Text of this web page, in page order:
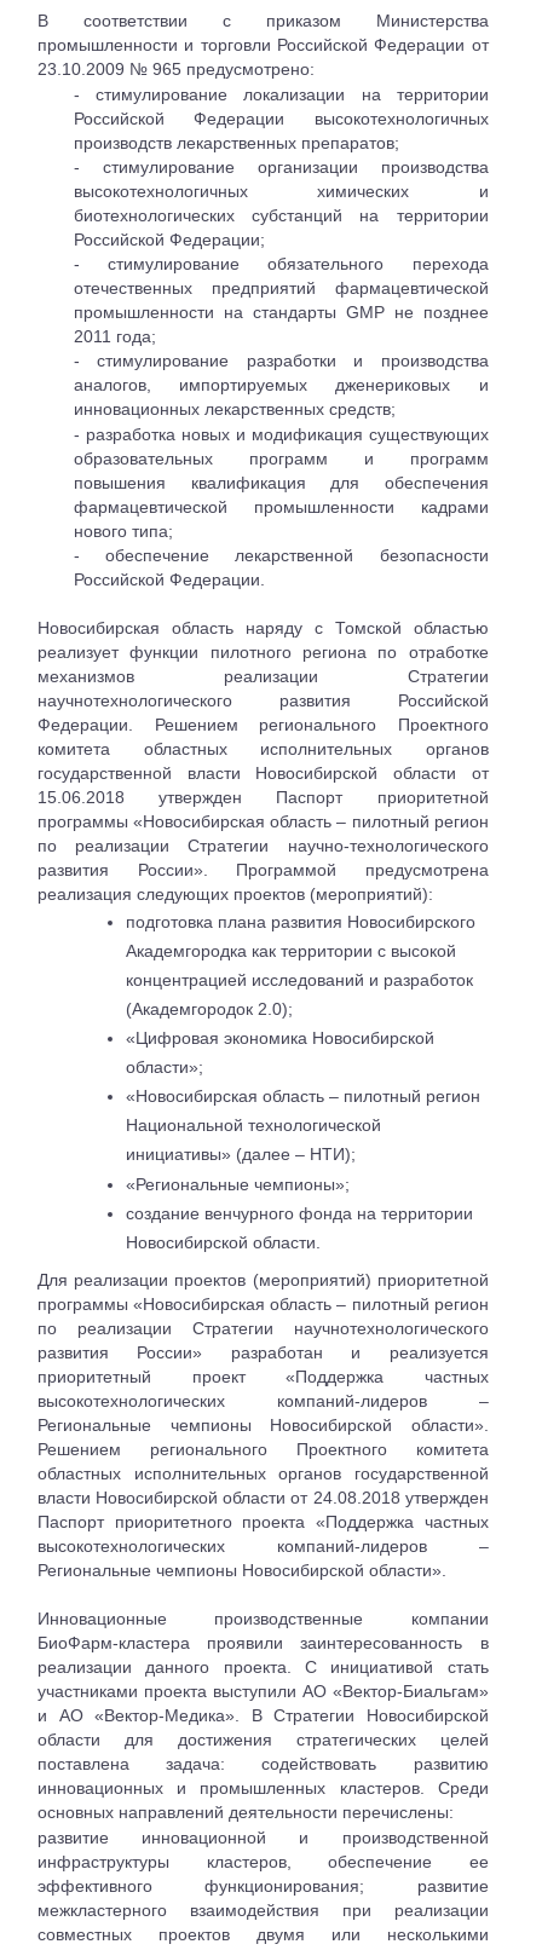
В соответствии с приказом Министерства
промышленности и торговли Российской Федерации от
23.10.2009 № 965 предусмотрено:
- стимулирование локализации на территории
Российской Федерации высокотехнологичных
производств лекарственных препаратов;
- стимулирование организации производства
высокотехнологичных химических и
биотехнологических субстанций на территории
Российской Федерации;
- стимулирование обязательного перехода
отечественных предприятий фармацевтической
промышленности на стандарты GMP не позднее
2011 года;
- стимулирование разработки и производства
аналогов, импортируемых дженериковых и
инновационных лекарственных средств;
- разработка новых и модификация существующих
образовательных программ и программ
повышения квалификация для обеспечения
фармацевтической промышленности кадрами
нового типа;
- обеспечение лекарственной безопасности
Российской Федерации.
Новосибирская область наряду с Томской областью
реализует функции пилотного региона по отработке
механизмов реализации Стратегии
научнотехнологического развития Российской
Федерации. Решением регионального Проектного
комитета областных исполнительных органов
государственной власти Новосибирской области от
15.06.2018 утвержден Паспорт приоритетной
программы «Новосибирская область – пилотный регион
по реализации Стратегии научно-технологического
развития России». Программой предусмотрена
реализация следующих проектов (мероприятий):
подготовка плана развития Новосибирского
Академгородка как территории с высокой
концентрацией исследований и разработок
(Академгородок 2.0);
«Цифровая экономика Новосибирской
области»;
«Новосибирская область – пилотный регион
Национальной технологической
инициативы» (далее – НТИ);
«Региональные чемпионы»;
создание венчурного фонда на территории
Новосибирской области.
Для реализации проектов (мероприятий) приоритетной
программы «Новосибирская область – пилотный регион
по реализации Стратегии научнотехнологического
развития России» разработан и реализуется
приоритетный проект «Поддержка частных
высокотехнологических компаний-лидеров –
Региональные чемпионы Новосибирской области».
Решением регионального Проектного комитета
областных исполнительных органов государственной
власти Новосибирской области от 24.08.2018 утвержден
Паспорт приоритетного проекта «Поддержка частных
высокотехнологических компаний-лидеров –
Региональные чемпионы Новосибирской области».
Инновационные производственные компании
БиоФарм-кластера проявили заинтересованность в
реализации данного проекта. С инициативой стать
участниками проекта выступили АО «Вектор-Биальгам»
и АО «Вектор-Медика». В Стратегии Новосибирской
области для достижения стратегических целей
поставлена задача: содействовать развитию
инновационных и промышленных кластеров. Среди
основных направлений деятельности перечислены:
развитие инновационной и производственной
инфраструктуры кластеров, обеспечение ее
эффективного функционирования; развитие
межкластерного взаимодействия при реализации
совместных проектов двумя или несколькими